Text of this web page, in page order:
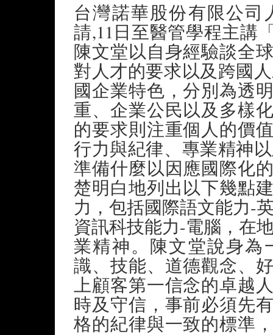
台灣諾華股份有限公
請,11日至醫管學程主講
陳文堂以自身經驗談全
對人才的要求以及跨國
國企業特色，分別為透
重、企業公民以及多樣
的要求則注重個人的價
行力與紀律、專業精神
準備什麼以因應國際化
楚明白地列出以下幾點
力，包括國際語文能力-
資訊科技能力-電腦，在
業精神。陳文堂說身為
識、技能、道德觀念、
上顧客第一信念的卓越
時及守信，事前必須先
格的紀律與一致的標準